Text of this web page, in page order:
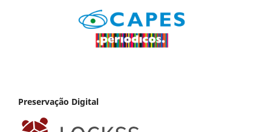
Preservação Digital